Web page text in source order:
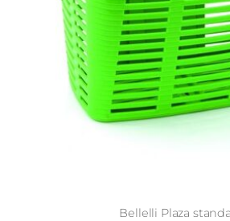
Bellelli Plaza